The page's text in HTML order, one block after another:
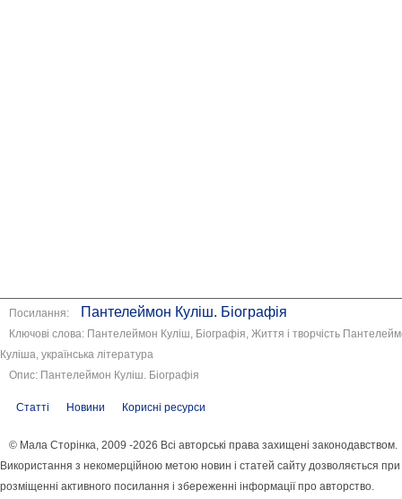
Посилання: Пантелеймон Куліш. Біографія
Ключові слова: Пантелеймон Куліш, Біографія, Життя і творчість
Куліша, українська література
Опис: Пантелеймон Куліш. Біографія
Статті Новини Корисні ресурси
© Мала Сторінка, 2009 -2026 Всі авторські права захищені законодавством.
Використання з некомерційною метою новин і статей сайту дозволяється при
розміщенні активного посилання і збереженні інформації про авторство.